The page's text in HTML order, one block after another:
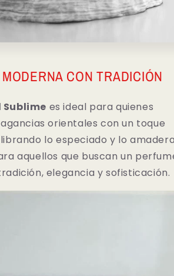
CON TRADICIÓN
Sublime es ideal para quienes
orientales con un toque
lo especiado y lo
aquellos que buscan un
elegancia y sofisticación.